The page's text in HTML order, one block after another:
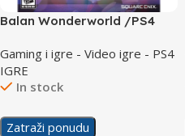
Balan Wonderworld /PS4
Gaming i igre - Video igre - PS4
IGRE
In stock
Zatraži ponudu